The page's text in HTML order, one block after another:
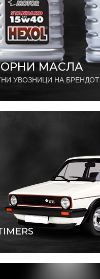
МАСЛА
УВОЗНИЦИ НА БРЕНДОТ